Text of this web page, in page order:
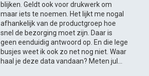
blijken. Geldt ook voor drukwerk om
maar iets te noemen. Het lijkt me nogal
afhankelijk van de productgroep hoe
snel de bezorging moet zijn. Daar is
geen eenduidig antwoord op. En die lege
busjes weet ik ook zo net nog niet. Waar
haal je deze data vandaan? Meten jul...